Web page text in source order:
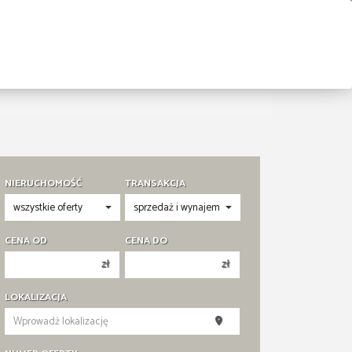
NIERUCHOMOŚĆ TRANSAKCJA
CENA OD
zł
200 000 zł
250 000 zł
CENA DO
zł
200 000 zł
250 000 zł
LOKALIZACJA